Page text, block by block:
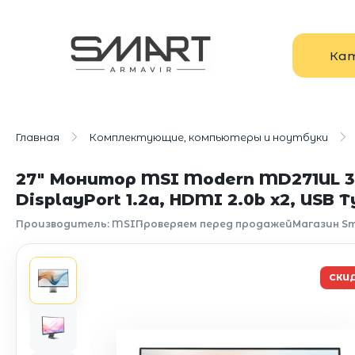
Главная Комплектующие, компьютеры и ноутбуки
27" Монитор MSI Modern MD271UL
DisplayPort 1.2a, HDMI 2.0b x2, USB
Производитель: MSIПроверяем перед продажейМагазин